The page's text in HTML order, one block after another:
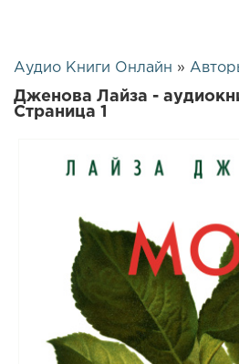
Аудио Книги Онлайн »
Дженова Лайза -
Страница 1